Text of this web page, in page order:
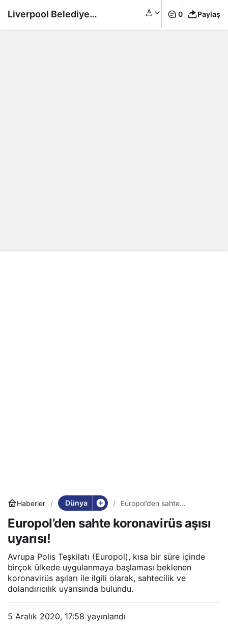
Haberler Dünya
Europol’den sahte
Europol’den sahte koronavirüs aşısı
uyarısı!
Avrupa Polis Teşkilatı (Europol), kısa bir süre içinde
birçok ülkede uygulanmaya başlaması beklenen
koronavirüs aşıları ile ilgili olarak, sahtecilik ve
dolandırıcılık uyarısında bulundu.
5 Aralık 2020, 17:58 yayınlandı
Liverpool Belediye 0 Paylaş